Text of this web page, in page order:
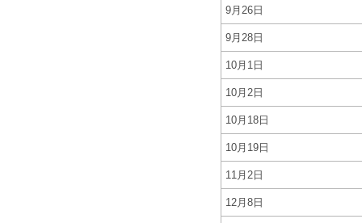
9月26日
9月28日
10月1日
10月2日
10月18日
10月19日
11月2日
12月8日